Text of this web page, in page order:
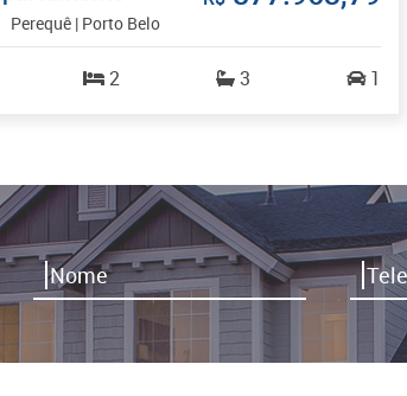
Perequê | Porto Belo
2 3 1